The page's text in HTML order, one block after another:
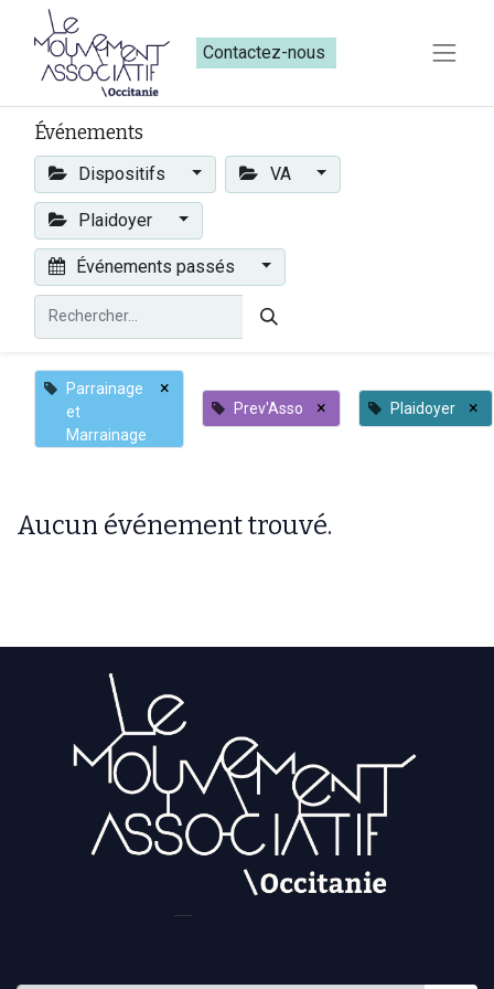
Contactez-nous​​
Événements
Dispositifs VA
Plaidoyer
Événements passés
Parrainage
et
Marrainage
×
Prev'Asso × Plaidoyer ×
Aucun événement trouvé.